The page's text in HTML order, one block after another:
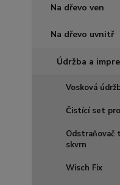
Na dřevo ven
Na dřevo uvnitř
Údržba a
Vosková
Čistící set
Odstraňovač
skvrn
Wisch Fix